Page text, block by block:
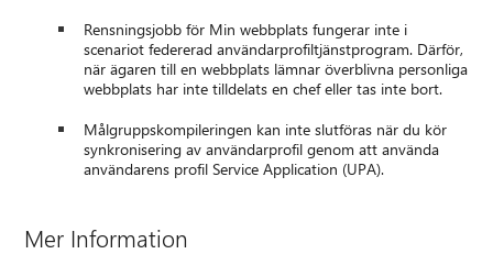
Rensningsjobb för Min webbplats fungerar inte i
scenariot federerad användarprofiltjänstprogram. Därför,
när ägaren till en webbplats lämnar överblivna personliga
webbplats har inte tilldelats en chef eller tas inte bort.
Målgruppskompileringen kan inte slutföras när du kör
synkronisering av användarprofil genom att använda
användarens profil Service Application (UPA).
Mer Information